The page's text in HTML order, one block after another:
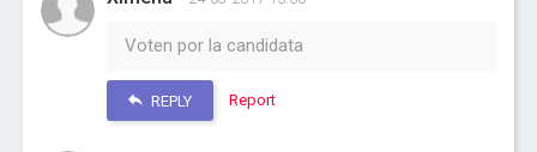
Voten por la candidata
REPLY Report